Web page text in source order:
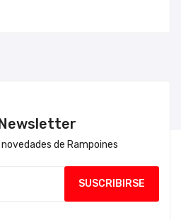
de Rampoines